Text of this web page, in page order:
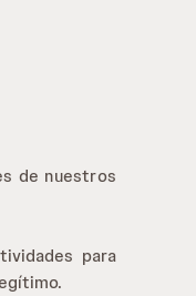
de nuestros
para